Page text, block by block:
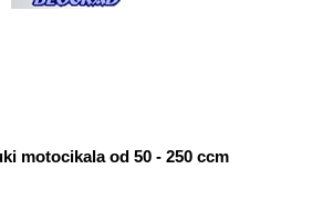
motocikala od 50 - 250 ccm